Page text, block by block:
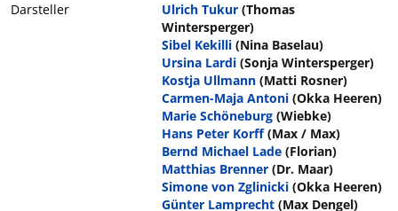
Darsteller
Ulrich Tukur (Thomas
Wintersperger)
Sibel Kekilli (Nina Baselau)
Ursina Lardi (Sonja Wintersperger)
Kostja Ullmann (Matti Rosner)
Carmen-Maja Antoni (Okka Heeren)
Marie Schöneburg (Wiebke)
Hans Peter Korff (Max / Max)
Bernd Michael Lade (Florian)
Matthias Brenner (Dr. Maar)
Simone von Zglinicki (Okka Heeren)
Günter Lamprecht (Max Dengel)